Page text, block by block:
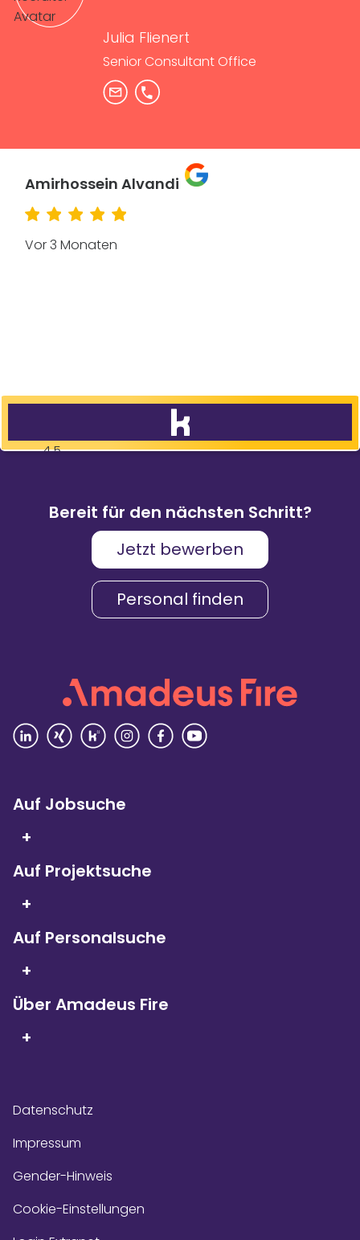
Julia Flienert
Senior Consultant Office
Amirhossein Alvandi
Vor 3 Monaten
4,5
Bewertungen
Weiterempfehlungen
Karriere & Gehalt
4,2
Unternehmenskultur
4,3
4,4
Rezensionen lesen
Kununu Top Company – dank
über 9.000Bewertungen!
Bereit für den nächsten Schritt?
Jetzt bewerben
Personal finden
Auf Jobsuche
+
Auf Projektsuche
+
Auf Personalsuche
+
Über Amadeus Fire
+
Datenschutz
Impressum
Gender-Hinweis
Cookie-Einstellungen